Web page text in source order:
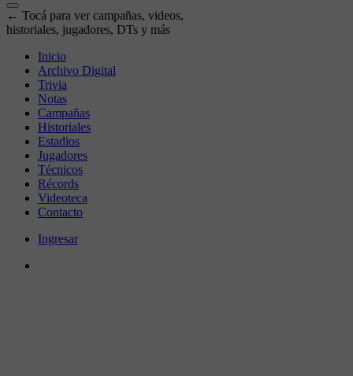
← Tocá para ver campañas, videos,
historiales, jugadores, DTs y más
Inicio
Archivo Digital
Trivia
Notas
Campañas
Historiales
Estadios
Jugadores
Técnicos
Récords
Videoteca
Contacto
Ingresar